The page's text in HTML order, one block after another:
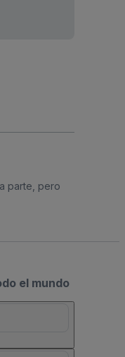
parte, pero
el mundo